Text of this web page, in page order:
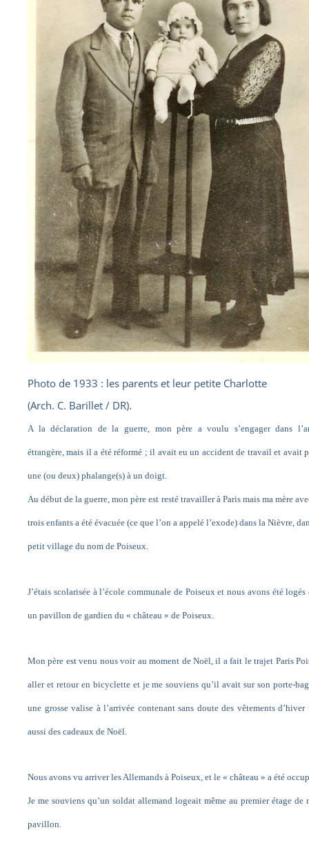
Photo de 1933 : les parents et leur petite Charlotte
(Arch. C. Barillet / DR).
A la déclaration de la guerre, mon père a voulu s’engager dans
étrangère, mais il a été réformé ; il avait eu un accident de travail et avait
une (ou deux) phalange(s) à un doigt.
Au début de la guerre, mon père est resté travailler à Paris mais ma mère
trois enfants a été évacuée (ce que l’on a appelé l’exode) dans la Nièvre,
petit village du nom de Poiseux.
J’étais scolarisée à l’école communale de Poiseux et nous avons été logés
un pavillon de gardien du « château » de Poiseux.
Mon père est venu nous voir au moment de Noël, il a fait le trajet Paris
aller et retour en bicyclette et je me souviens qu’il avait sur son porte-
une grosse valise à l’arrivée contenant sans doute des vêtements d’hiver
aussi des cadeaux de Noël.
Nous avons vu arriver les Allemands à Poiseux, et le « château » a été
Je me souviens qu’un soldat allemand logeait même au premier étage de
pavillon.